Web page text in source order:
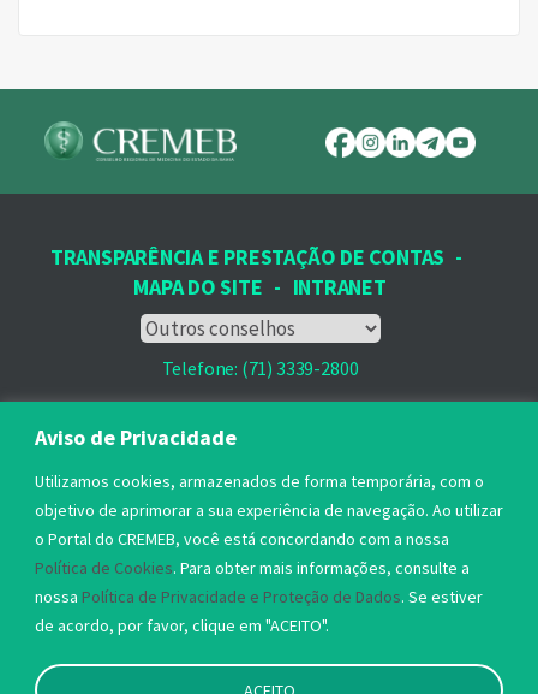
Aviso de Privacidade
Utilizamos cookies, armazenados de forma temporária, com o
objetivo de aprimorar a sua experiência de navegação. Ao utilizar
o Portal do CREMEB, você está concordando com a nossa
Política de Cookies. Para obter mais informações, consulte a
nossa Política de Privacidade e Proteção de Dados. Se estiver
de acordo, por favor, clique em "ACEITO".
Telefone: (71) 3339-2800
Email: protocolo@cremeb.org.br
Rua Dr. José Peroba, 251 - Stiep,
Salvador, BA - CEP: 41.770-235,
Horário de Atendimento: 8h às 17h
TRANSPARÊNCIA E PRESTAÇÃO DE CONTAS -
MAPA DO SITE - INTRANET